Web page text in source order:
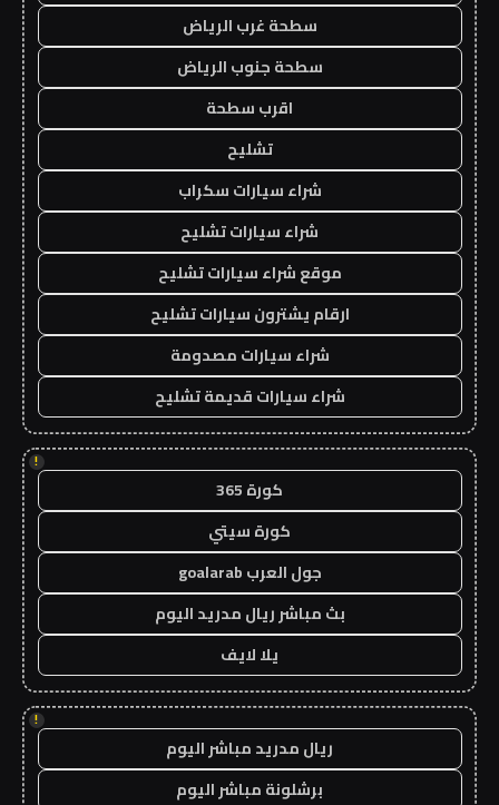
سطحة غرب الرياض
سطحة جنوب الرياض
اقرب سطحة
تشليح
شراء سيارات سكراب
شراء سيارات تشليح
موقع شراء سيارات تشليح
ارقام يشترون سيارات تشليح
شراء سيارات مصدومة
شراء سيارات قديمة تشليح
!
كورة 365
كورة سيتي
جول العرب goalarab
بث مباشر ريال مدريد اليوم
يلا لايف
!
ريال مدريد مباشر اليوم
برشلونة مباشر اليوم